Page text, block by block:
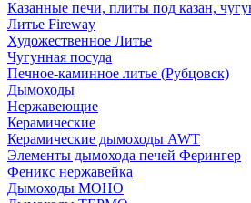
Казанные печи, плиты под казан,
Литье Fireway
Художественное Литье
Чугунная посуда
Печное-каминное литье (Рубцовск)
Дымоходы
Нержавеющие
Керамические
Керамические дымоходы AWT
Элементы дымохода печей Ферингер
Феникс нержавейка
Дымоходы МОНО